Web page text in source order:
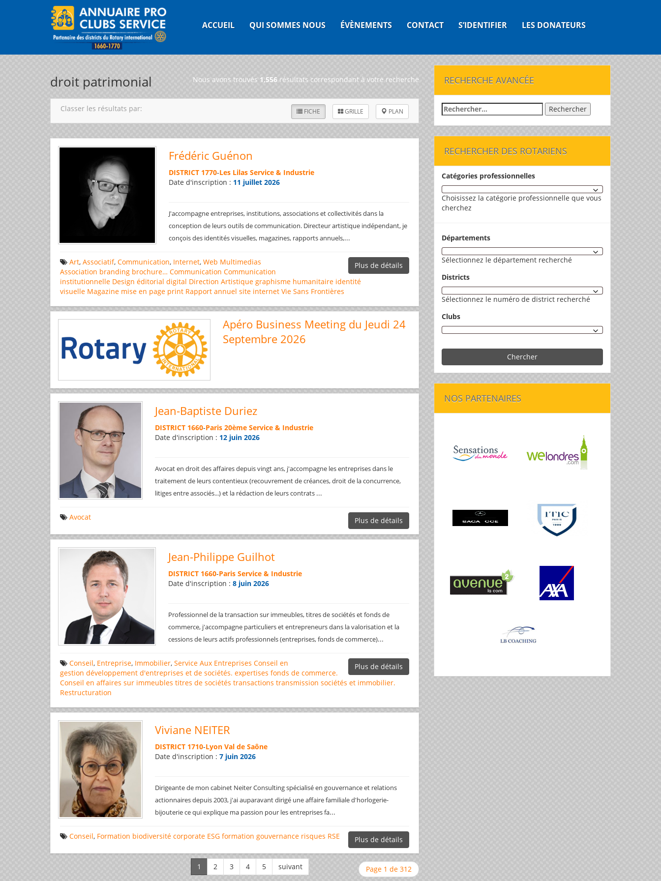
ACCUEIL QUI SOMMES NOUS ÉVÈNEMENTS CONTACT S’IDENTIFIER LES DONATEURS
droit patrimonial Nous avons trouvés 1,556 résultats correspondant à votre recherche
FICHE GRILLE PLAN
Classer les résultats par:
Frédéric Guénon
DISTRICT 1770-Les Lilas Service & Industrie
Date d'inscription : 11 juillet 2026
J'accompagne entreprises, institutions, associations et collectivités dans la
conception de leurs outils de communication. Directeur artistique indépendant, je
conçois des identités visuelles, magazines, rapports annuels,...
Plus de détails
Art, Associatif, Communication, Internet, Web Multimedias
Association branding brochure… Communication Communication
institutionnelle Design éditorial digital Direction Artistique graphisme humanitaire identité
visuelle Magazine mise en page print Rapport annuel site internet Vie Sans Frontières
Apéro Business Meeting du Jeudi 24
Septembre 2026
Jean-Baptiste Duriez
DISTRICT 1660-Paris 20ème Service & Industrie
Date d'inscription : 12 juin 2026
Avocat en droit des affaires depuis vingt ans, j'accompagne les entreprises dans le
traitement de leurs contentieux (recouvrement de créances, droit de la concurrence,
litiges entre associés...) et la rédaction de leurs contrats ...
Plus de détails
Avocat
Jean-Philippe Guilhot
DISTRICT 1660-Paris Service & Industrie
Date d'inscription : 8 juin 2026
Professionnel de la transaction sur immeubles, titres de sociétés et fonds de
commerce, j'accompagne particuliers et entrepreneurs dans la valorisation et la
cessions de leurs actifs professionnels (entreprises, fonds de commerce)...
Plus de détails
Conseil, Entreprise, Immobilier, Service Aux Entreprises Conseil en
gestion développement d'entreprises et de sociétés. expertises fonds de commerce.
Conseil en affaires sur immeubles titres de sociétés transactions transmission sociétés et immobilier.
Restructuration
Viviane NEITER
DISTRICT 1710-Lyon Val de Saône
Date d'inscription :7 juin 2026
Dirigeante de mon cabinet Neiter Consulting spécialisé en gouvernance et relations
actionnaires depuis 2003, j'ai auparavant dirigé une affaire familiale d'horlogerie-
bijouterie ce qui explique ma passion pour les entreprises fa...
Plus de détails
Conseil, Formation biodiversité corporate ESG formation gouvernance risques RSE
Page 1 de 312
RECHERCHE AVANCÉE
Rechercher :
RECHERCHER DES ROTARIENS
Catégories professionnelles
Choisissez la catégorie professionnelle que vous
cherchez
Départements
Sélectionnez le département recherché
Districts
Sélectionnez le numéro de district recherché
Clubs
Chercher
NOS PARTENAIRES